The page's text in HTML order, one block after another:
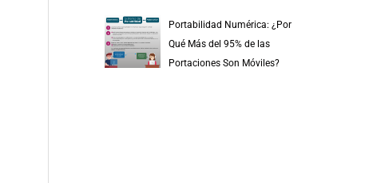
Portabilidad Numérica: ¿Por
Qué Más del 95% de las
Portaciones Son Móviles?